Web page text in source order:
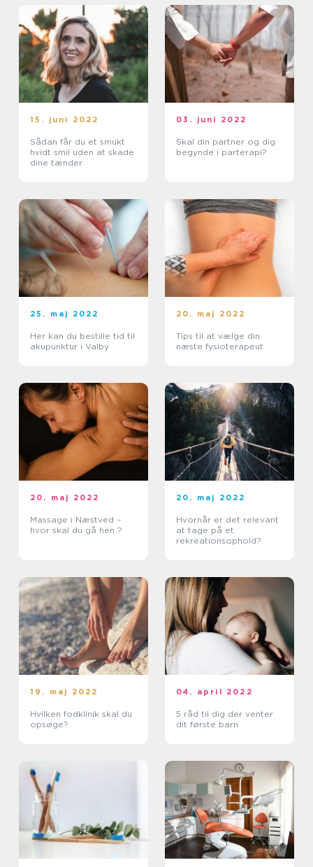
15. juni 2022
Sådan får du et smukt
hvidt smil uden at skade
dine tænder
03. juni 2022
Skal din partner og dig
begynde i parterapi?
25. maj 2022
Her kan du bestille tid til
akupunktur i Valby
20. maj 2022
Tips til at vælge din
næste fysioterapeut
20. maj 2022
Massage i Næstved –
hvor skal du gå hen ?
20. maj 2022
Hvornår er det relevant
at tage på et
rekreationsophold?
19. maj 2022
Hvilken fodklinik skal du
opsøge?
04. april 2022
5 råd til dig der venter
dit første barn